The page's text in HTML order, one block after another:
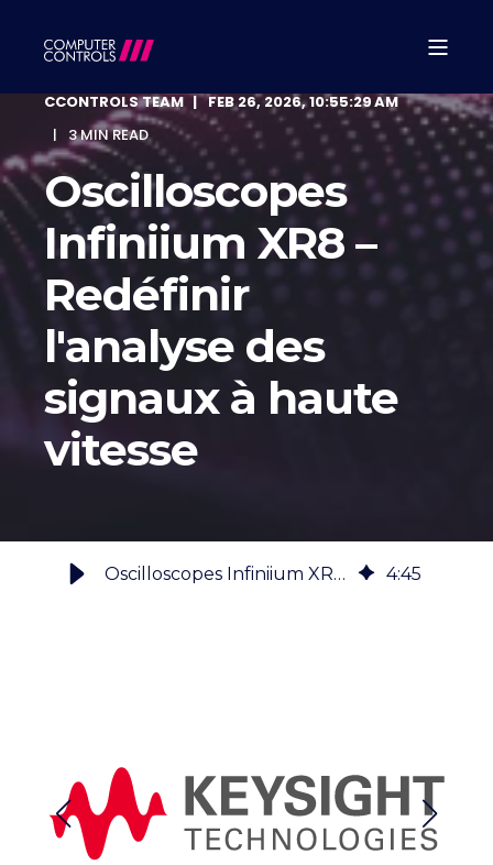
CCONTROLS TEAM
FEB 26, 2026, 10:55:29 AM
3 MIN READ
Oscilloscopes
Infiniium XR8 –
Redéfinir
l'analyse des
signaux à haute
vitesse
Oscilloscopes Infiniium XR8 - Redéfinir l'analyse des signaux à grande vitesse 4:45